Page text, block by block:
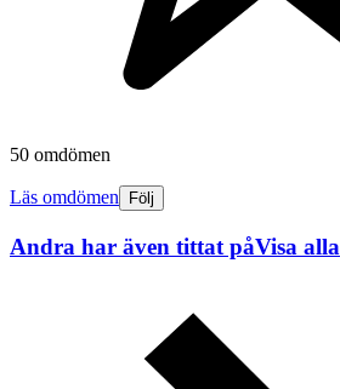
50 omdömen
Läs omdömen Följ
Andra har även tittat påVisa alla